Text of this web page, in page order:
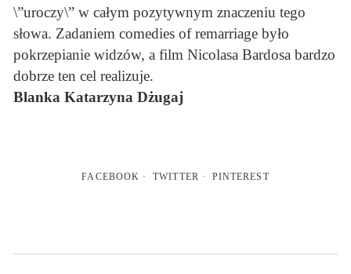
\”uroczy\” w całym pozytywnym znaczeniu tego
słowa. Zadaniem comedies of remarriage było
pokrzepianie widzów, a film Nicolasa Bardosa bardzo
dobrze ten cel realizuje.
Blanka Katarzyna Dżugaj
FACEBOOK TWITTER PINTEREST